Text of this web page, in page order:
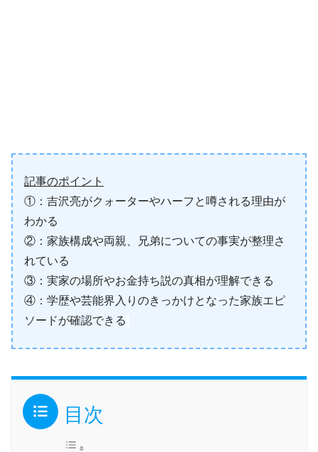
記事のポイント
①：吉沢亮がクォーターやハーフと噂される理由が
わかる
②：家族構成や両親、兄弟についての事実が整理さ
れている
③：実家の場所やお金持ち説の真相が理解できる
④：学歴や芸能界入りのきっかけとなった家族エピ
ソードが確認できる
目次